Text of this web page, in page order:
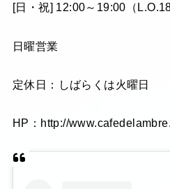
[日・祝] 12:00～19:00（
日曜営業
定休日：しばらくは火曜日
HP：http://